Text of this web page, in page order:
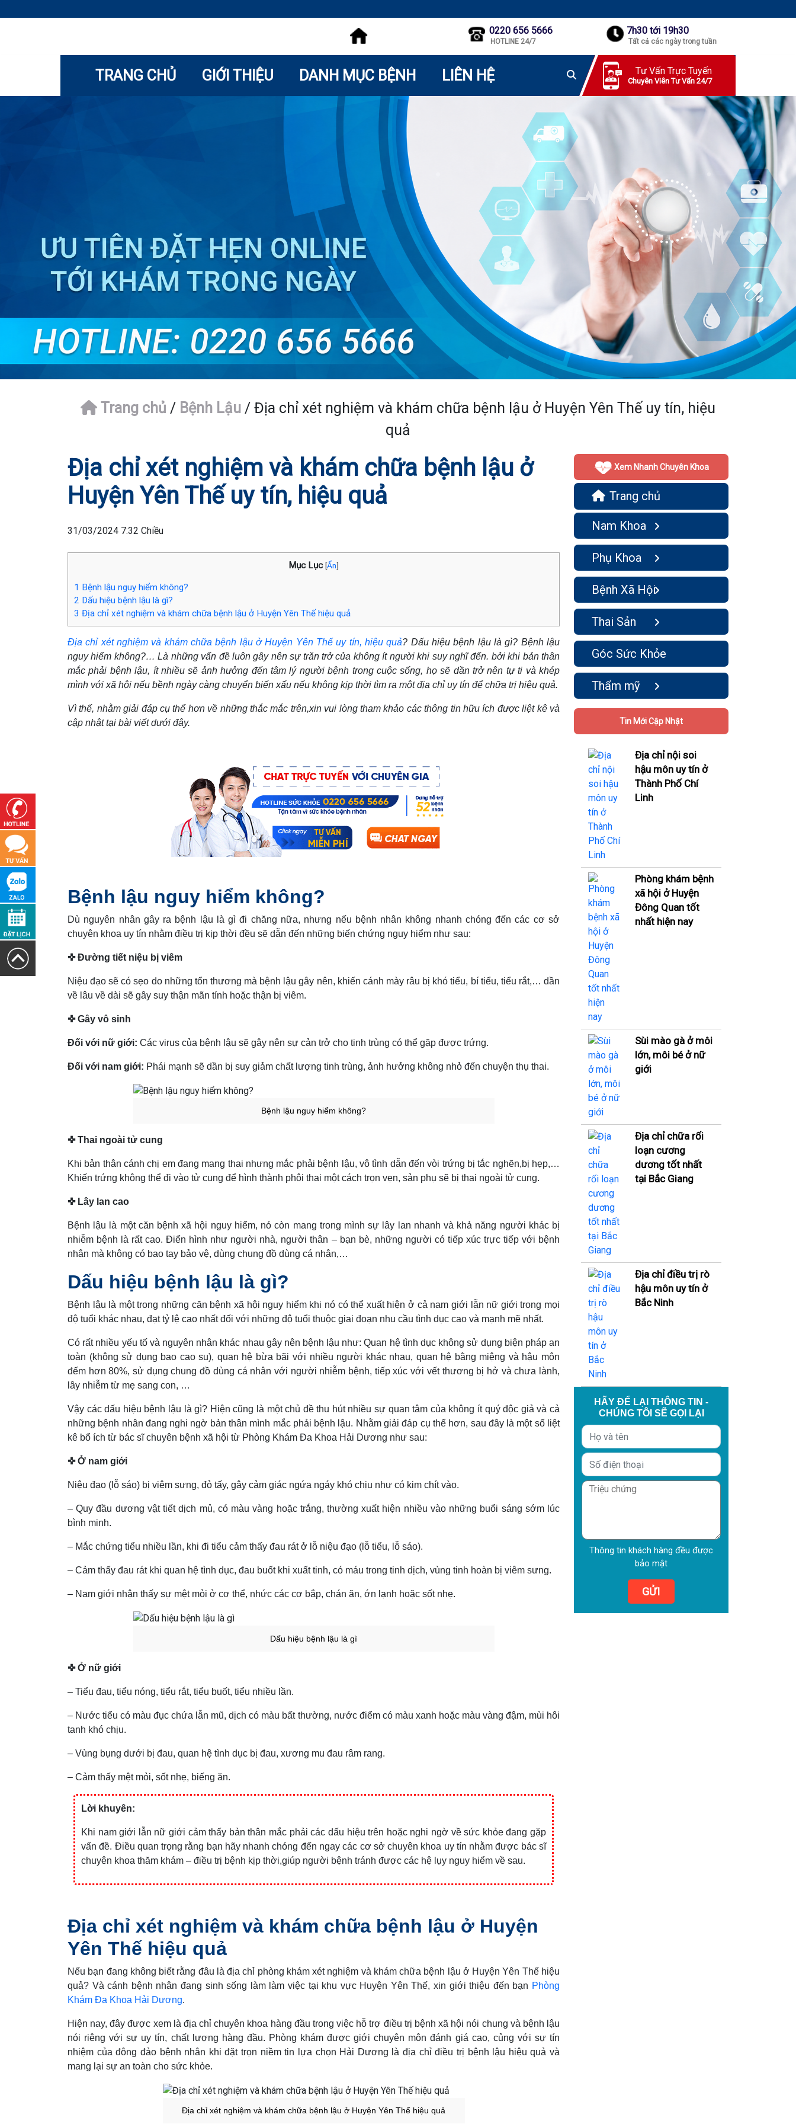
0220 656 5666
HOTLINE 24/7
7h30 tới 19h30
Tất cả các ngày trong tuần
TRANG CHỦ GIỚI THIỆU DANH MỤC BỆNH LIÊN HỆ Tư Vấn Trực Tuyến
Chuyên Viên Tư Vấn 24/7
Trang chủ / Bệnh Lậu / Địa chỉ xét nghiệm và khám chữa bệnh lậu ở Huyện Yên Thế uy tín, hiệu
quả
Địa chỉ xét nghiệm và khám chữa bệnh lậu ở
Huyện Yên Thế uy tín, hiệu quả
31/03/2024 7:32 Chiều
Mục Lục [Ẩn]
1 Bệnh lậu nguy hiểm không?
2 Dấu hiệu bệnh lậu là gì?
3 Địa chỉ xét nghiệm và khám chữa bệnh lậu ở Huyện Yên Thế hiệu quả
Địa chỉ xét nghiệm và khám chữa bệnh lậu ở Huyện Yên Thế uy tín, hiệu quả? Dấu hiệu bệnh lậu là gì? Bệnh lậu
nguy hiểm không?… Là những vấn đề luôn gây nên sự trăn trở của không ít người khi suy nghĩ đến. bởi khi bản thân
mắc phải bệnh lậu, ít nhiều sẽ ảnh hưởng đến tâm lý người bệnh trong cuộc sống, họ sẽ dần trở nên tự ti và khép
mình với xã hội nếu bềnh ngày càng chuyển biến xấu nếu không kịp thời tìm ra một địa chỉ uy tín để chữa trị hiệu quả.
Vì thế, nhằm giải đáp cụ thể hơn về những thắc mắc trên,xin vui lòng tham khảo các thông tin hữu ích được liệt kê và
cập nhật tại bài viết dưới đây.
Bệnh lậu nguy hiểm không?
Dù nguyên nhân gây ra bệnh lậu là gì đi chăng nữa, nhưng nếu bệnh nhân không nhanh chóng đến các cơ sở
chuyên khoa uy tín nhằm điều trị kịp thời đều sẽ dẫn đến những biến chứng nguy hiểm như sau:
✜ Đường tiết niệu bị viêm
Niệu đạo sẽ có sẹo do những tổn thương mà bệnh lậu gây nên, khiến cánh mày râu bị khó tiểu, bí tiểu, tiểu rắt,… dần
về lâu về dài sẽ gây suy thận mãn tính hoặc thận bị viêm.
✜ Gây vô sinh
Đối với nữ giới: Các virus của bệnh lậu sẽ gây nên sự cản trở cho tinh trùng có thể gặp được trứng.
Đối với nam giới: Phái mạnh sẽ dần bị suy giảm chất lượng tinh trùng, ảnh hưởng không nhỏ đến chuyện thụ thai.
Bệnh lậu nguy hiểm không?
✜ Thai ngoài tử cung
Khi bản thân cánh chị em đang mang thai nhưng mắc phải bệnh lậu, vô tình dẫn đến vòi trứng bị tắc nghẽn,bị hẹp,…
Khiến trứng không thể đi vào tử cung để hình thành phôi thai một cách trọn vẹn, sản phụ sẽ bị thai ngoài tử cung.
✜ Lây lan cao
Bệnh lậu là một căn bệnh xã hội nguy hiểm, nó còn mang trong mình sự lây lan nhanh và khả năng người khác bị
nhiễm bệnh là rất cao. Điển hình như người nhà, người thân – bạn bè, những người có tiếp xúc trực tiếp với bệnh
nhân mà không có bao tay bảo vệ, dùng chung đồ dùng cá nhân,…
Dấu hiệu bệnh lậu là gì?
Bệnh lậu là một trong những căn bệnh xã hội nguy hiểm khi nó có thể xuất hiện ở cả nam giới lẫn nữ giới trong mọi
độ tuổi khác nhau, đạt tỷ lệ cao nhất đối với những độ tuổi thuộc giai đoạn nhu cầu tình dục cao và mạnh mẽ nhất.
Có rất nhiều yếu tố và nguyên nhân khác nhau gây nên bệnh lậu như: Quan hệ tình dục không sử dụng biện pháp an
toàn (không sử dụng bao cao su), quan hệ bừa bãi với nhiều người khác nhau, quan hệ bằng miệng và hậu môn
đếm hơn 80%, sử dụng chung đồ dùng cá nhân với người nhiễm bệnh, tiếp xúc với vết thương bị hở và chưa lành,
lây nhiễm từ mẹ sang con, …
Vậy các dấu hiệu bệnh lậu là gì? Hiện cũng là một chủ đề thu hút nhiều sự quan tâm của không ít quý độc giả và cả
những bệnh nhân đang nghi ngờ bản thân mình mắc phải bệnh lậu. Nhằm giải đáp cụ thể hơn, sau đây là một số liệt
kê bổ ích từ bác sĩ chuyên bệnh xã hội từ Phòng Khám Đa Khoa Hải Dương như sau:
✜ Ở nam giới
Niệu đạo (lỗ sáo) bị viêm sưng, đỏ tấy, gây cảm giác ngứa ngáy khó chịu như có kim chít vào.
– Quy đầu dương vật tiết dịch mủ, có màu vàng hoặc trắng, thường xuất hiện nhiều vào những buổi sáng sớm lúc
bình minh.
– Mắc chứng tiểu nhiều lần, khi đi tiểu cảm thấy đau rát ở lỗ niệu đạo (lỗ tiểu, lỗ sáo).
– Cảm thấy đau rát khi quan hệ tình dục, đau buốt khi xuất tinh, có máu trong tinh dịch, vùng tinh hoàn bị viêm sưng.
– Nam giới nhận thấy sự mệt mỏi ở cơ thể, nhức các cơ bắp, chán ăn, ớn lạnh hoặc sốt nhẹ.
Dấu hiệu bệnh lậu là gì
✜ Ở nữ giới
– Tiểu đau, tiểu nóng, tiểu rắt, tiểu buốt, tiểu nhiều lần.
– Nước tiểu có màu đục chứa lẫn mũ, dịch có màu bất thường, nước điểm có màu xanh hoặc màu vàng đậm, mùi hôi
tanh khó chịu.
– Vùng bụng dưới bị đau, quan hệ tình dục bị đau, xương mu đau râm rang.
– Cảm thấy mệt mỏi, sốt nhẹ, biếng ăn.
Lời khuyên:
Khi nam giới lẫn nữ giới cảm thấy bản thân mắc phải các dấu hiệu trên hoặc nghi ngờ về sức khỏe đang gặp
vấn đề. Điều quan trọng rằng bạn hãy nhanh chóng đến ngay các cơ sở chuyên khoa uy tín nhằm được bác sĩ
chuyên khoa thăm khám – điều trị bệnh kịp thời,giúp người bệnh tránh được các hệ lụy nguy hiểm về sau.
Địa chỉ xét nghiệm và khám chữa bệnh lậu ở Huyện
Yên Thế hiệu quả
Nếu bạn đang không biết rằng đâu là địa chỉ phòng khám xét nghiệm và khám chữa bệnh lậu ở Huyện Yên Thế hiệu
quả? Và cánh bệnh nhân đang sinh sống làm làm việc tại khu vực Huyện Yên Thế, xin giới thiệu đến bạn Phòng
Khám Đa Khoa Hải Dương.
Hiện nay, đây được xem là địa chỉ chuyên khoa hàng đầu trong việc hỗ trợ điều trị bệnh xã hội nói chung và bệnh lậu
nói riêng với sự uy tín, chất lượng hàng đầu. Phòng khám được giới chuyên môn đánh giá cao, củng với sự tín
nhiệm của đông đảo bệnh nhân khi đặt trọn niềm tin lựa chọn Hải Dương là địa chỉ điều trị bệnh lậu hiệu quả và
mang lại sự an toàn cho sức khỏe.
Địa chỉ xét nghiệm và khám chữa bệnh lậu ở Huyện Yên Thế hiệu quả
Xem Nhanh Chuyên Khoa
Trang chủ
Nam Khoa
Phụ Khoa
Bệnh Xã Hội
Thai Sản
Góc Sức Khỏe
Thẩm mỹ
Tin Mới Cập Nhật
Địa chỉ nội soi
hậu môn uy tín ở
Thành Phố Chí
Linh
Phòng khám bệnh
xã hội ở Huyện
Đông Quan tốt
nhất hiện nay
Sùi mào gà ở môi
lớn, môi bé ở nữ
giới
Địa chỉ chữa rối
loạn cương
dương tốt nhất
tại Bắc Giang
Địa chỉ điều trị rò
hậu môn uy tín ở
Bắc Ninh
HÃY ĐỂ LẠI THÔNG TIN -
CHÚNG TÔI SẼ GỌI LẠI
Thông tin khách hàng đều được
bảo mật
GỬI